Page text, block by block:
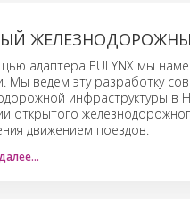
адаптера EULYNX мы
Мы ведем эту разработку
инфраструктуры в
открытого
движением поездов.